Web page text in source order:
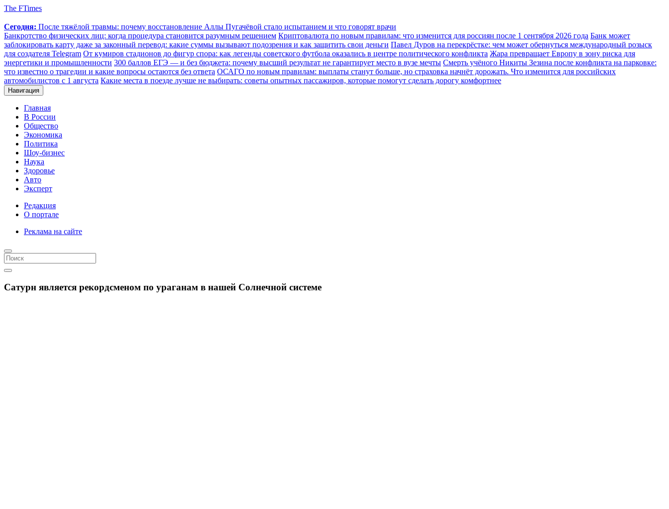
The FTimes
Сегодня: После тяжёлой травмы: почему восстановление Аллы Пугачёвой стало испытанием и что говорят врачи
Банкротство физических лиц: когда процедура становится разумным решением Криптовалюта по новым правилам: что изменится для россиян после 1 сентября 2026 года Банк может
заблокировать карту даже за законный перевод: какие суммы вызывают подозрения и как защитить свои деньги Павел Дуров на перекрёстке: чем может обернуться международный розыск
для создателя Telegram От кумиров стадионов до фигур спора: как легенды советского футбола оказались в центре политического конфликта Жара превращает Европу в зону риска для
энергетики и промышленности 300 баллов ЕГЭ — и без бюджета: почему высший результат не гарантирует место в вузе мечты Смерть учёного Никиты Зезина после конфликта на парковке:
что известно о трагедии и какие вопросы остаются без ответа ОСАГО по новым правилам: выплаты станут больше, но страховка начнёт дорожать. Что изменится для российских
автомобилистов с 1 августа Какие места в поезде лучше не выбирать: советы опытных пассажиров, которые помогут сделать дорогу комфортнее
Навигация
Главная
В России
Общество
Экономика
Политика
Шоу-бизнес
Наука
Здоровье
Авто
Эксперт
Редакция
О портале
Реклама на сайте
Сатурн является рекордсменом по ураганам в нашей Солнечной системе